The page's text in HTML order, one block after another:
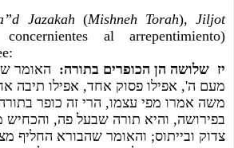
Jazakah (Mishneh Torah), Jiljot
יז  שלושה הן הכופרים בתורה: